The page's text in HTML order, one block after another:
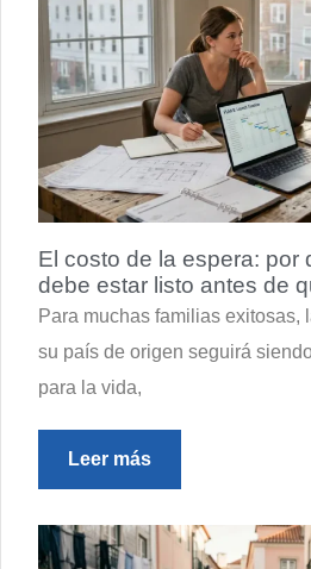
El costo de la espera: por
debe estar listo antes de
Para muchas familias exitosas,
su país de origen seguirá
para la vida,
Leer más